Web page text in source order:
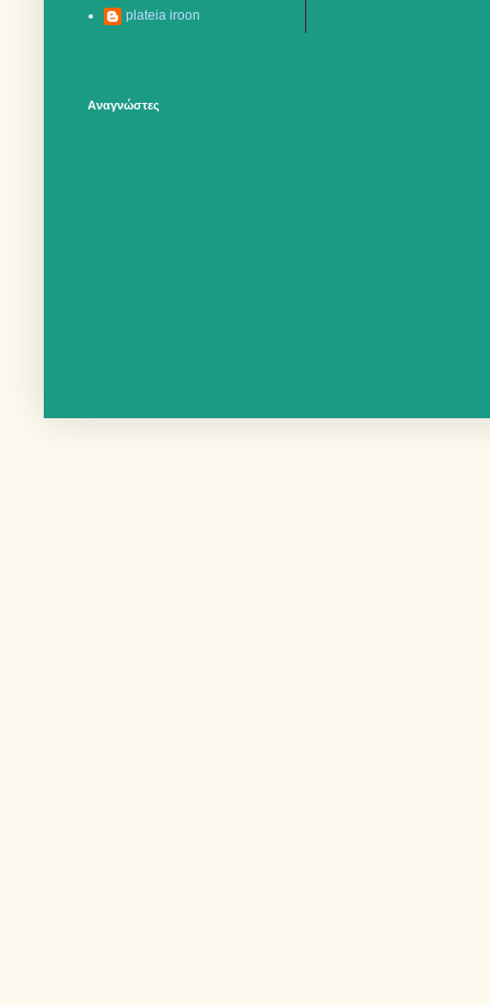
plateia iroon
Αναγνώστες